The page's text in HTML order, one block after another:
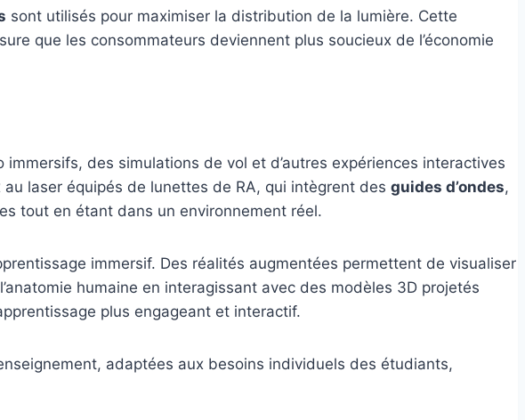
sont utilisés pour maximiser la distribution de la lumière. Cette
que les consommateurs deviennent plus soucieux de l’économie
immersifs, des simulations de vol et d’autres expériences interactives
laser équipés de lunettes de RA, qui intègrent des guides d’ondes,
tout en étant dans un environnement réel.
immersif. Des réalités augmentées permettent de visualiser
humaine en interagissant avec des modèles 3D projetés
plus engageant et interactif.
adaptées aux besoins individuels des étudiants,